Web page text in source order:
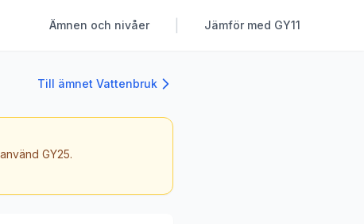
Ämnen och nivåer Jämför med GY11
Till ämnet Vattenbruk
GY25.